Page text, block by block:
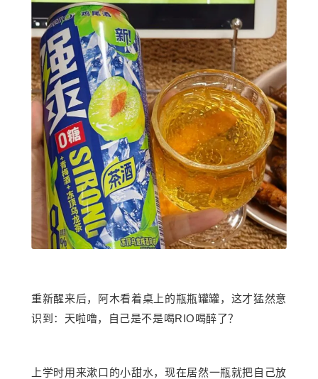
重新醒来后， 阿木看着桌上的瓶瓶罐罐，这才猛然意
识到：天啦噜，自己是不是喝RIO 喝醉了？
上学时用来漱口的小甜水，现在居然一瓶就把自己放